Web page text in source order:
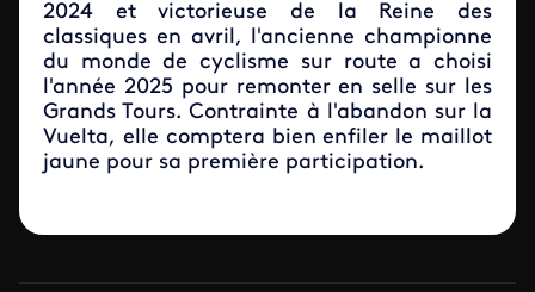
2024 et victorieuse de la Reine des
classiques en avril, l'ancienne championne
du monde de cyclisme sur route a choisi
l'année 2025 pour remonter en selle sur les
Grands Tours. Contrainte à l'abandon sur la
Vuelta, elle comptera bien enfiler le maillot
jaune pour sa première participation.